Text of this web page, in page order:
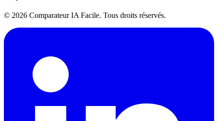
© 2026 Comparateur IA Facile. Tous droits réservés.